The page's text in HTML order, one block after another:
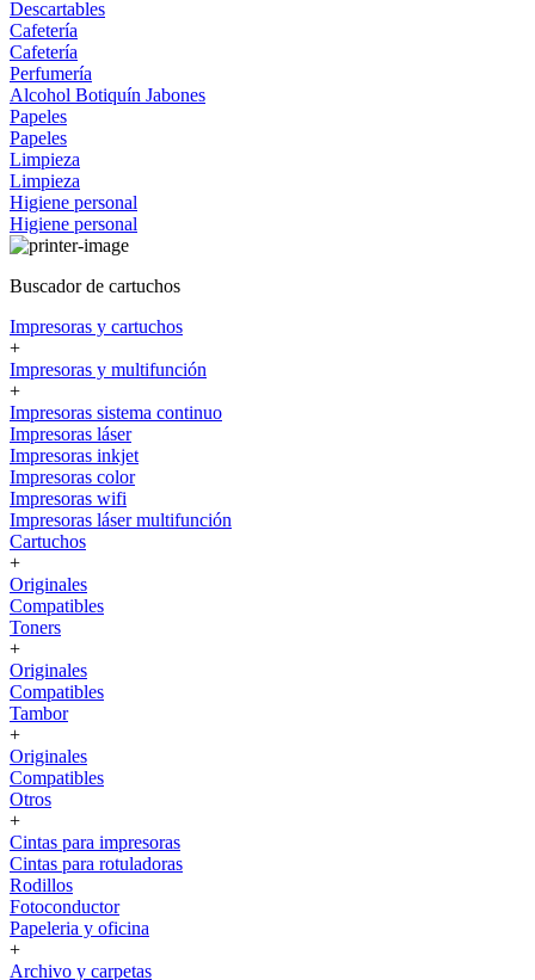
Descartables
Cafetería
Cafetería
Perfumería
Alcohol Botiquín Jabones
Papeles
Papeles
Limpieza
Limpieza
Higiene personal
Higiene personal
Buscador de cartuchos
Impresoras y cartuchos
+
Impresoras y multifunción
+
Impresoras sistema continuo
Impresoras láser
Impresoras inkjet
Impresoras color
Impresoras wifi
Impresoras láser multifunción
Cartuchos
+
Originales
Compatibles
Toners
+
Originales
Compatibles
Tambor
+
Originales
Compatibles
Otros
+
Cintas para impresoras
Cintas para rotuladoras
Rodillos
Fotoconductor
Papeleria y oficina
+
Archivo y carpetas